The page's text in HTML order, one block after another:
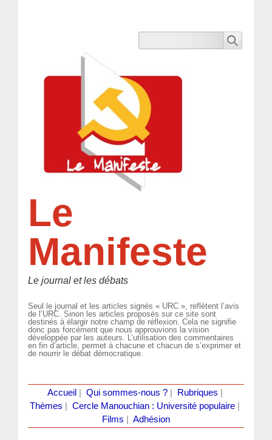
Le
Manifeste
Le journal et les débats
Seul le journal et les articles signés « URC », reflètent l’avis
de l’URC. Sinon les articles proposés sur ce site sont
destinés à élargir notre champ de réflexion. Cela ne signifie
donc pas forcément que nous approuvions la vision
développée par les auteurs. L’utilisation des commentaires
en fin d’article, permet à chacune et chacun de s’exprimer et
de nourrir le débat démocratique.
Accueil Qui sommes-nous ?| Rubriques
Thèmes
Cercle Manouchian : Université populaire
Films
Adhésion